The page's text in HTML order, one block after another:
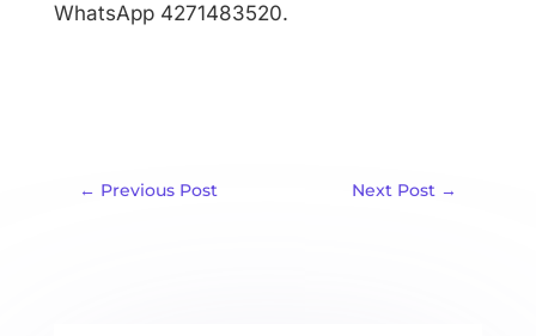
WhatsApp 4271483520.
← Previous Post Next Post →